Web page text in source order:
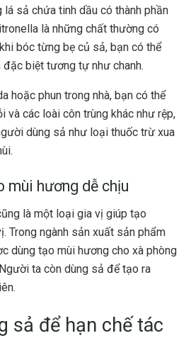
lá sả chứa tinh dầu có thành phần
là những chất thường có
bóc từng bẹ củ sả, bạn có thể
biệt tương tự như chanh.
hoặc phun trong nhà, bạn có thể
và các loài côn trùng khác như rệp,
dùng sả như loại thuốc trừ xua
mùi hương dễ chịu
là một loại gia vị giúp tạo
Trong ngành sản xuất sản phẩm
dùng tạo mùi hương cho xà phòng
ta còn dùng sả để tạo ra
sả để hạn chế tác